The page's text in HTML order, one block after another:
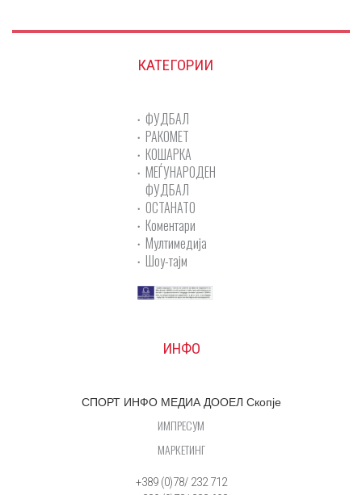
КАТЕГОРИИ
ФУДБАЛ
РАКОМЕТ
КОШАРКА
МЕЃУНАРОДЕН
ФУДБАЛ
ОСТАНАТО
Коментари
Мултимедија
Шоу-тајм
ИНФО
СПОРТ ИНФО МЕДИА ДООЕЛ Скопје
ИМПРЕСУМ
МАРКЕТИНГ
+389 (0)78/ 232 712